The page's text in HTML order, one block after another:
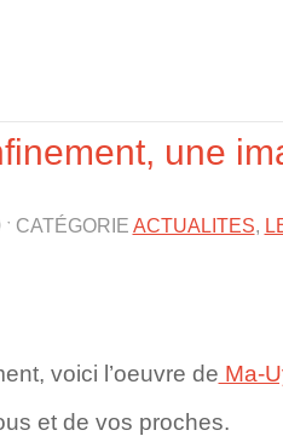
une
CATÉGORIE ACTUALITES,
voici l’oeuvre de Ma-
et de vos proches.